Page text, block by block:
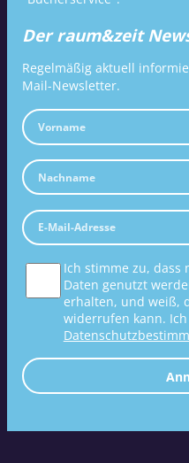
Der raum&zeit
Regelmäßig aktuell
Mail-Newsletter.
Ich stimme zu, dass
Daten genutzt
erhalten, und weiß,
widerrufen kann.